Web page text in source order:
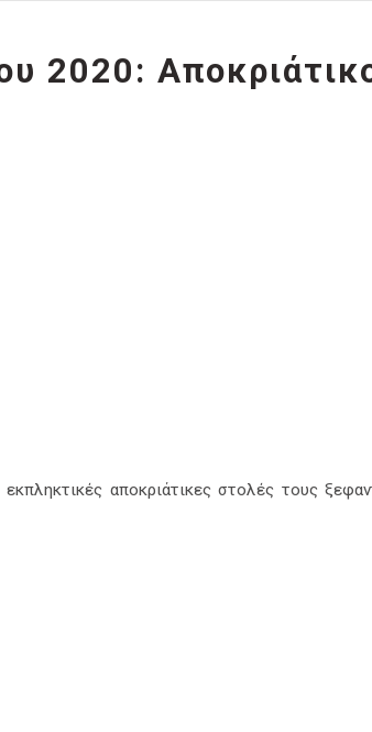
2020:
αποκριάτικες στολές τους